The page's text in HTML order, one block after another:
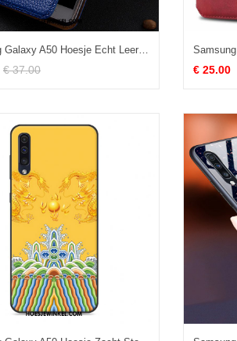
Samsung Galaxy A50 Hoesje Echt Leer Hoes Mobiele Telefoon, Samsung Galaxy A50 Hoesje Patroon Ster
€ 37.00 € 25.00